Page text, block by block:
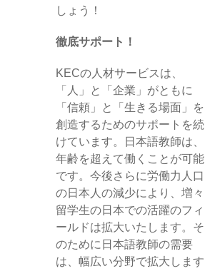
しょう！
徹底サポート！
KECの人材サービスは、
「人」と「企業」がともに
「信頼」と「生きる場面」を
創造するためのサポートを続
けています。日本語教師は、
年齢を超えて働くことが可能
です。今後さらに労働力人口
の日本人の減少により、増々
留学生の日本での活躍のフィ
ールドは拡大いたします。そ
のために日本語教師の需要
は、幅広い分野で拡大します